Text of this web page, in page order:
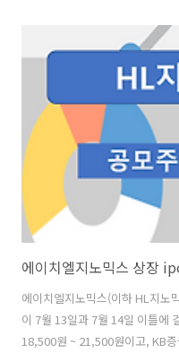
율은 97.78%였습니다. [의무 보
건에 26,241,000주로 전체 신
는 1.91%였으며, 2주 확약 비중
일 : 7월 13일(월) ~ 7월 14일(화
에이치엘지노믹스 상장
에이치엘지노믹스(이하 HL지노
이 7월 13일과 7월 14일 이틀에
18,500원 ~ 21,500원이고, KB